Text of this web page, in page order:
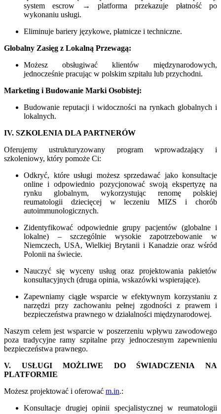
system escrow → platforma przekazuje płatność po
wykonaniu usługi.
Eliminuje bariery językowe, płatnicze i techniczne.
Globalny Zasięg z Lokalną Przewagą:
Możesz obsługiwać klientów międzynarodowych,
jednocześnie pracując w polskim szpitalu lub przychodni.
Marketing i Budowanie Marki Osobistej:
Budowanie reputacji i widoczności na rynkach globalnych i
lokalnych.
IV. SZKOLENIA DLA PARTNERÓW
Oferujemy ustrukturyzowany program wprowadzający i
szkoleniowy, który pomoże Ci:
Odkryć, które usługi możesz sprzedawać jako konsultacje
online i odpowiednio pozycjonować swoją ekspertyzę na
rynku globalnym, wykorzystując renomę polskiej
reumatologii dziecięcej w leczeniu MIZS i chorób
autoimmunologicznych.
Zidentyfikować odpowiednie grupy pacjentów (globalne i
lokalne) – szczególnie wysokie zapotrzebowanie w
Niemczech, USA, Wielkiej Brytanii i Kanadzie oraz wśród
Polonii na świecie.
Nauczyć się wyceny usług oraz projektowania pakietów
konsultacyjnych (druga opinia, wskazówki wspierające).
Zapewniamy ciągłe wsparcie w efektywnym korzystaniu z
narzędzi przy zachowaniu pełnej zgodności z prawem i
bezpieczeństwa prawnego w działalności międzynarodowej.
Naszym celem jest wsparcie w poszerzeniu wpływu zawodowego
poza tradycyjne ramy szpitalne przy jednoczesnym zapewnieniu
bezpieczeństwa prawnego.
V. USŁUGI MOŻLIWE DO ŚWIADCZENIA NA
PLATFORMIE
Możesz projektować i oferować m.in.:
Konsultacje drugiej opinii specjalistycznej w reumatologii